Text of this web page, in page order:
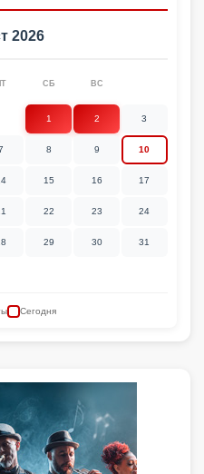
2026
СБ ВС
1 2 3
8 9 10
15 16 17
22 23 24
29 30 31
Сегодня